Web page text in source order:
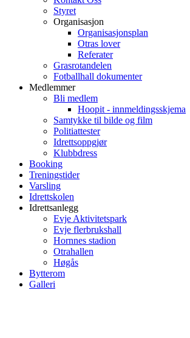
Styret
Organisasjon
Organisasjonsplan
Otras lover
Referater
Grasrotandelen
Fotballhall dokumenter
Medlemmer
Bli medlem
Hoopit - innmeldingsskjema
Samtykke til bilde og film
Politiattester
Idrettsoppgjør
Klubbdress
Booking
Treningstider
Varsling
Idrettskolen
Idrettsanlegg
Evje Aktivitetspark
Evje flerbrukshall
Hornnes stadion
Otrahallen
Høgås
Bytterom
Galleri